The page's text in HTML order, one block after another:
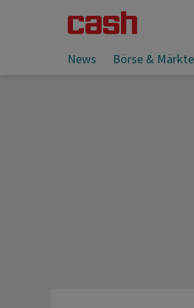
News Börse & Märkte
Sie lesen: